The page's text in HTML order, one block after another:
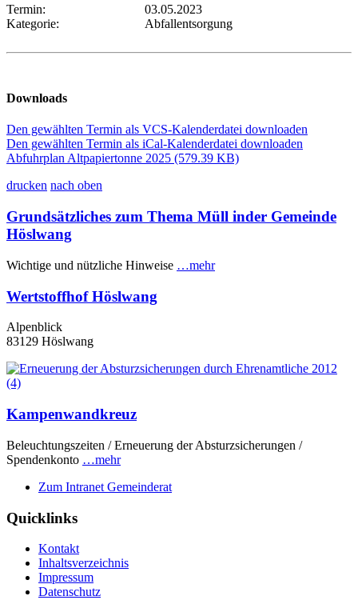
Termin:
03.05.2023
Kategorie:
Abfallentsorgung
Downloads
Den gewählten Termin als VCS-Kalenderdatei downloaden
Den gewählten Termin als iCal-Kalenderdatei downloaden
Abfuhrplan Altpapiertonne 2025 (579.39 KB)
drucken nach oben
Grundsätzliches zum Thema Müll inder Gemeinde
Höslwang
Wichtige und nützliche Hinweise …mehr
Wertstoffhof Höslwang
Alpenblick
83129 Höslwang
Kampenwandkreuz
Beleuchtungszeiten / Erneuerung der Absturzsicherungen /
Spendenkonto …mehr
Zum Intranet Gemeinderat
Quicklinks
Kontakt
Inhaltsverzeichnis
Impressum
Datenschutz